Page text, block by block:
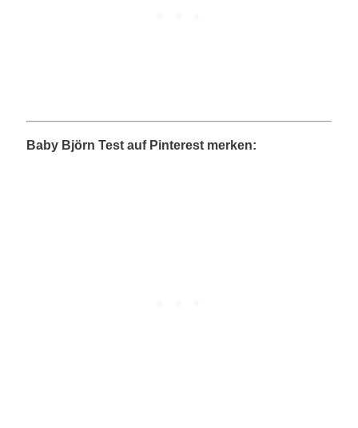
Baby Björn Test auf Pinterest merken: